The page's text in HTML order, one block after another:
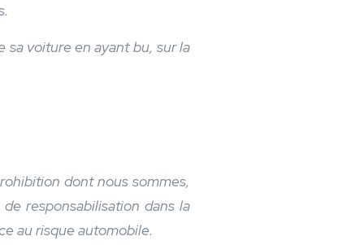
voiture en ayant bu, sur la
dont nous sommes,
responsabilisation dans la
au risque automobile.